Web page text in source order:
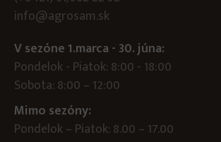
info@agrosam.sk
V sezóne 1.marca - 30. júna:
Pondelok - Piatok: 8:00 - 18:00
Sobota: 8:00 – 12:00
Mimo sezóny:
Pondelok – Piatok: 8.00 – 17.00